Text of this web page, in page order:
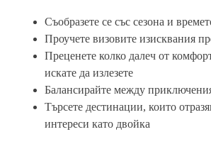
Съобразете се със сезона и
Проучете визовите изисквания
Преценете колко далеч от
искате да излезете
Балансирайте между
Търсете дестинации, които
интереси като двойка